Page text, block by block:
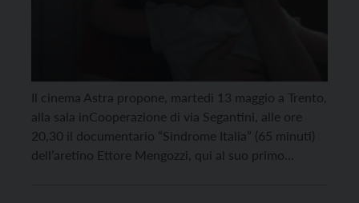
Il cinema Astra propone, martedì 13 maggio a Trento,
alla sala inCooperazione di via Segantini, alle ore
20,30 il documentario “Sindrome Italia” (65 minuti)
dell’aretino Ettore Mengozzi, qui al suo primo